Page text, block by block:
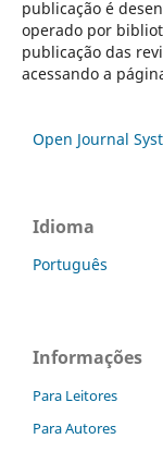
publicação é
operado por
publicação das
acessando a
Open Journal
Idioma
Português
Informações
Para Leitores
Para Autores